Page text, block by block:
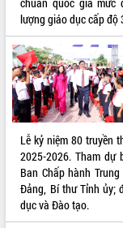
II/2026
Đắk Lắk ký kết thỏa thuận
chuyển đổi số giai đoạn
với Tập đoàn Bưu chính
Việt Nam
Thứ trưởng Bộ Y tế làm
Đắk Lắk về phát triển
cho trạm y tế cấp xã
Du lịch Đắk Lắk nâng tầm
du khách thông qua Hệ
liệu và Bản đồ số
Tập huấn ứng dụng trí tuệ
trong thương mại điện tử
lượng giáo dục cấp độ
Lễ kỷ niệm 80 truyền
2025-2026. Tham dự
Ban Chấp hành
Đảng, Bí thư Tỉnh ủy;
dục và Đào tạo.